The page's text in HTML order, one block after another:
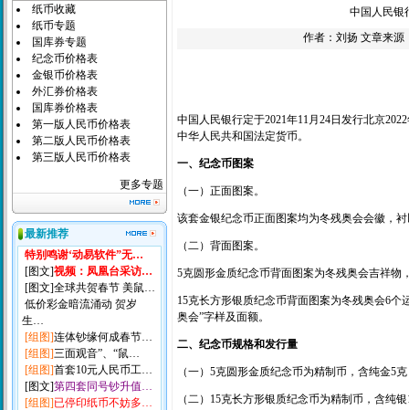
纸币收藏
纸币专题
国库券专题
纪念币价格表
金银币价格表
外汇券价格表
国库券价格表
第一版人民币价格表
第二版人民币价格表
第三版人民币价格表
更多专题
最新推荐
特别鸣谢‘动易软件”无…
[图文]视频：凤凰台采访…
[图文]全球共贺春节 美鼠…
低价彩金暗流涌动 贺岁
生…
[组图]连体钞缘何成春节…
[组图]三面观音”、“鼠…
[组图]首套10元人民币工…
[图文]第四套同号钞升值…
[组图]已停印纸币不妨多…
中国人民银
作者： 刘扬 文章来源
中国人民银行定于2021年11月24日发行北京
中华人民共和国法定货币。
一、纪念币图案
（一）正面图案。
该套金银纪念币正面图案均为冬残奥会会徽，
（二）背面图案。
5克圆形金质纪念币背面图案为冬残奥会吉祥物
15克长方形银质纪念币背面图案为冬残奥会6个
奥会”字样及面额。
二、纪念币规格和发行量
（一）5克圆形金质纪念币为精制币，含纯金5
（二）15克长方形银质纪念币为精制币，含纯